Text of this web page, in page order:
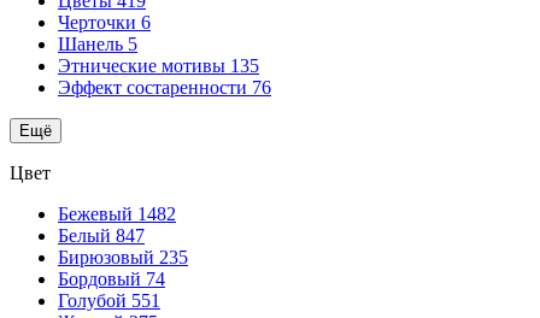
Черточки 6
Шанель 5
Этнические мотивы 135
Эффект состаренности 76
Ещё
Цвет
Бежевый 1482
Белый 847
Бирюзовый 235
Бордовый 74
Голубой 551